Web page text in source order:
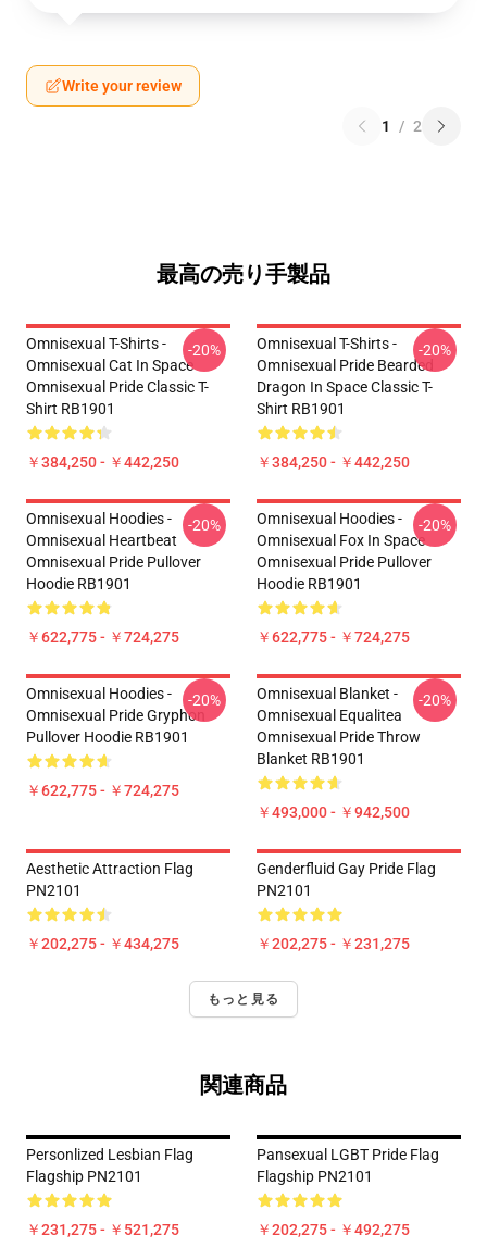
Write your review
1 / 2
最高の売り手製品
Omnisexual T-Shirts -
Omnisexual Cat In Space
Omnisexual Pride Classic T-
Shirt RB1901
￥384,250 - ￥442,250
-20%
Omnisexual T-Shirts -
Omnisexual Pride Bearded
Dragon In Space Classic T-
Shirt RB1901
￥384,250 - ￥442,250
-20%
Omnisexual Hoodies -
Omnisexual Heartbeat
Omnisexual Pride Pullover
Hoodie RB1901
￥622,775 - ￥724,275
-20%
Omnisexual Hoodies -
Omnisexual Fox In Space
Omnisexual Pride Pullover
Hoodie RB1901
￥622,775 - ￥724,275
-20%
Omnisexual Hoodies -
Omnisexual Pride Gryphon
Pullover Hoodie RB1901
￥622,775 - ￥724,275
-20%
Omnisexual Blanket -
Omnisexual Equalitea
Omnisexual Pride Throw
Blanket RB1901
￥493,000 - ￥942,500
-20%
Aesthetic Attraction Flag
PN2101
￥202,275 - ￥434,275
Genderfluid Gay Pride Flag
PN2101
￥202,275 - ￥231,275
もっと見る
関連商品
Personlized Lesbian Flag
Flagship PN2101
￥231,275 - ￥521,275
Pansexual LGBT Pride Flag
Flagship PN2101
￥202,275 - ￥492,275